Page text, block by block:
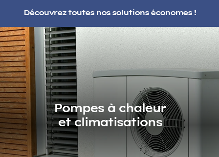
Découvrez toutes nos solutions économes !
Pompes à chaleur
et climatisations